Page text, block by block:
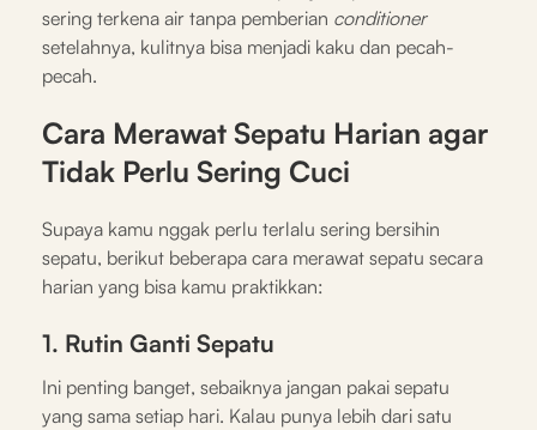
sering terkena air tanpa pemberian conditioner
setelahnya, kulitnya bisa menjadi kaku dan pecah-
pecah.
Cara Merawat Sepatu Harian agar
Tidak Perlu Sering Cuci
Supaya kamu nggak perlu terlalu sering bersihin
sepatu, berikut beberapa cara merawat sepatu secara
harian yang bisa kamu praktikkan:
1. Rutin Ganti Sepatu
Ini penting banget, sebaiknya jangan pakai sepatu
yang sama setiap hari. Kalau punya lebih dari satu